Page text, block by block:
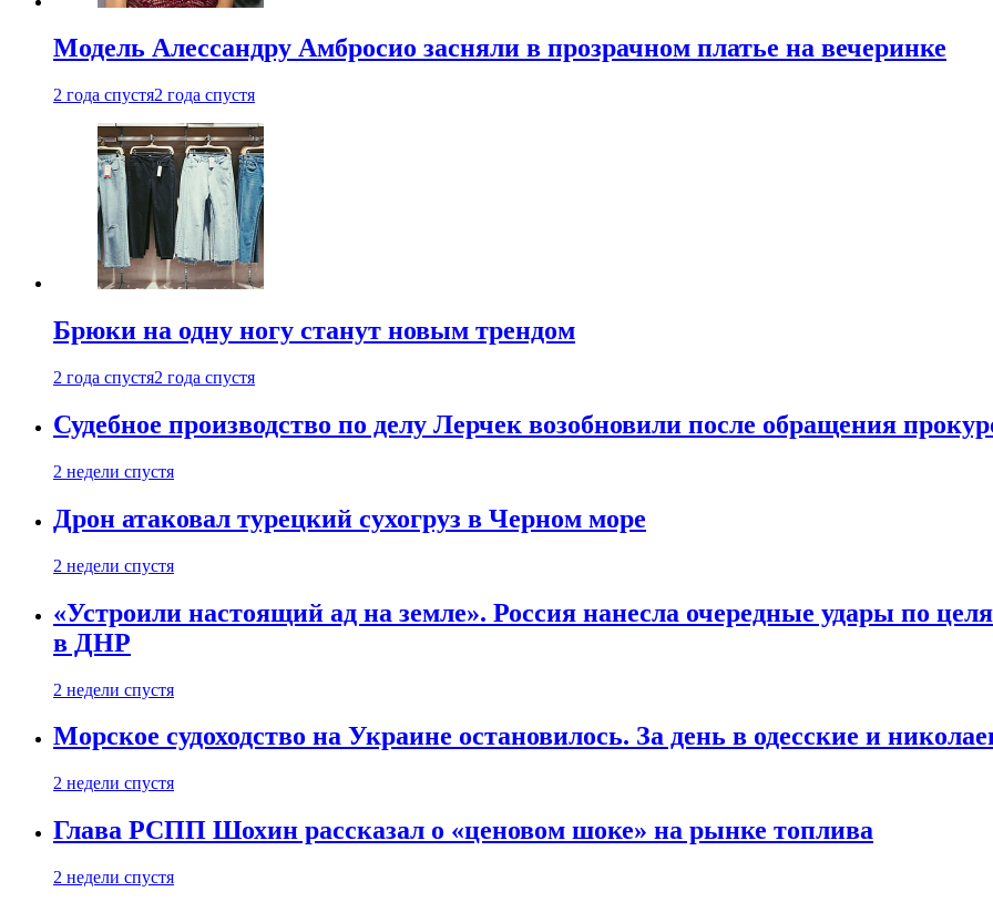
Модель Алессандру Амбросио засняли в прозрачном платье на вечеринке
2 года спустя2 года спустя
Брюки на одну ногу станут новым трендом
2 года спустя2 года спустя
Судебное производство по делу Лерчек возобновили после обращения
2 недели спустя
Дрон атаковал турецкий сухогруз в Черном море
2 недели спустя
«Устроили настоящий ад на земле». Россия нанесла очередные удары по
в ДНР
2 недели спустя
Морское судоходство на Украине остановилось. За день в одесские и
2 недели спустя
Глава РСПП Шохин рассказал о «ценовом шоке» на рынке топлива
2 недели спустя